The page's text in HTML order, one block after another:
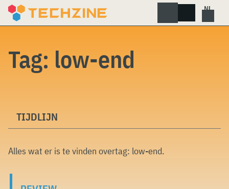
Skip
Tag: low-end
TIJDLIJN
Alles wat er is te vinden overtag: low-end.